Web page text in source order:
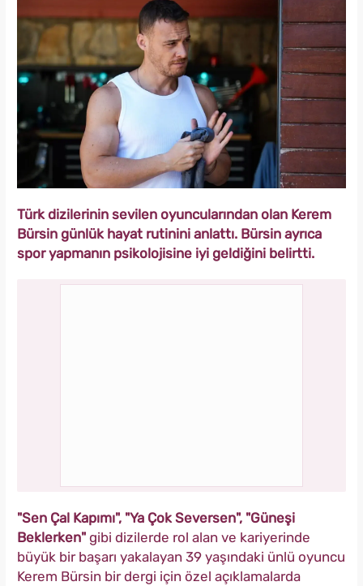
Türk dizilerinin sevilen oyuncularından olan Kerem
Bürsin günlük hayat rutinini anlattı. Bürsin ayrıca
spor yapmanın psikolojisine iyi geldiğini belirtti.
"Sen Çal Kapımı", "Ya Çok Seversen", "Güneşi
Beklerken" gibi dizilerde rol alan ve kariyerinde
büyük bir başarı yakalayan 39 yaşındaki ünlü oyuncu
Kerem Bürsin bir dergi için özel açıklamalarda